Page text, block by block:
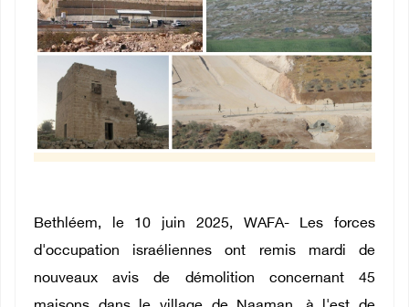
Bethléem, le 10 juin 2025, WAFA- Les forces
d'occupation israéliennes ont remis mardi de
nouveaux avis de démolition concernant 45